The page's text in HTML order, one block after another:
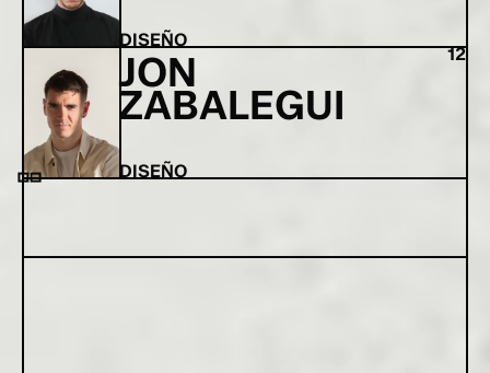
DISEÑO
12
JON
ZABALEGUI
DISEÑO